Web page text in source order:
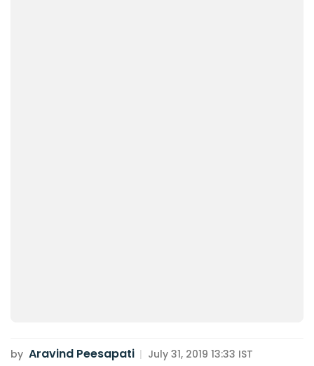
by Aravind Peesapati | July 31, 2019 13:33 IST